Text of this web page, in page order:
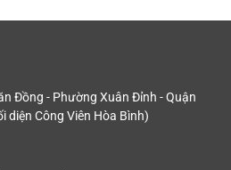
Đồng - Phường Xuân Đỉnh - Quận
diện Công Viên Hòa Bình)